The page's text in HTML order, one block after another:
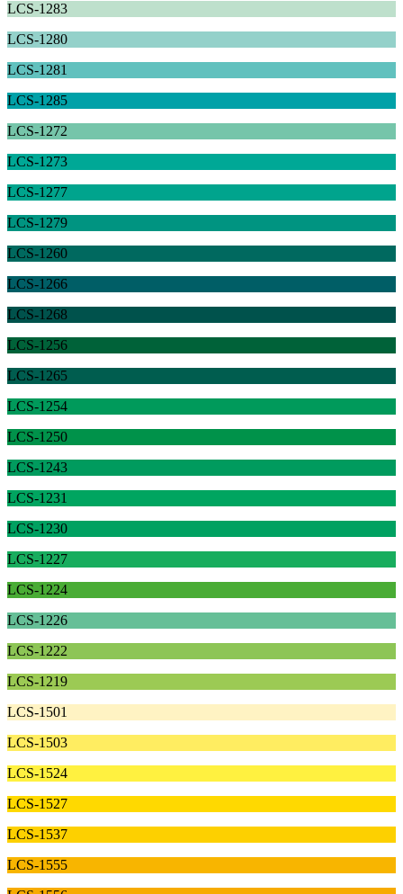
LCS-1283
LCS-1280
LCS-1281
LCS-1285
LCS-1272
LCS-1273
LCS-1277
LCS-1279
LCS-1260
LCS-1266
LCS-1268
LCS-1256
LCS-1265
LCS-1254
LCS-1250
LCS-1243
LCS-1231
LCS-1230
LCS-1227
LCS-1224
LCS-1226
LCS-1222
LCS-1219
LCS-1501
LCS-1503
LCS-1524
LCS-1527
LCS-1537
LCS-1555